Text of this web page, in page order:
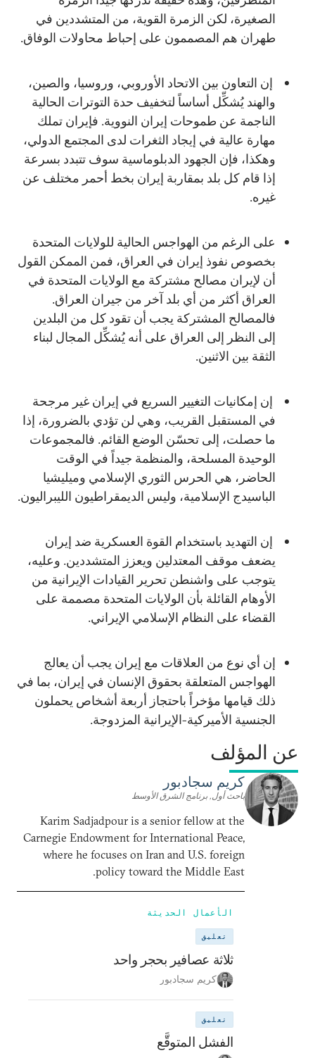
الصغيرة، لكن الزمرة القوية، من المتشددين في
طهران هم المصممون على إحباط محاولات الوفاق.
إن التعاون بين الاتحاد الأوروبي، وروسيا، والصين،
والهند يُشكِّل أساساً لتخفيف حدة التوترات الحالية
الناجمة عن طموحات إيران النووية. فإيران تملك
مهارة عالية في إيجاد الثغرات لدى المجتمع الدولي،
وهكذا، فإن الجهود الدبلوماسية سوف تتبدد بسرعة
إذا قام كل بلد بمقاربة إيران بخط أحمر مختلف عن
غيره.
على الرغم من الهواجس الحالية للولايات المتحدة
بخصوص نفوذ إيران في العراق، فمن الممكن القول
أن لإيران مصالح مشتركة مع الولايات المتحدة في
العراق أكثر من أي بلد آخر من جيران العراق.
فالمصالح المشتركة يجب أن تقود كل من البلدين
إلى النظر إلى العراق على أنه يُشكِّل المجال لبناء
الثقة بين الاثنين.
إن إمكانيات التغيير السريع في إيران غير مرجحة
في المستقبل القريب، وهي لن تؤدي بالضرورة، إذا
ما حصلت، إلى تحسّن الوضع القائم. فالمجموعات
الوحيدة المسلحة، والمنظمة جيداً في الوقت
الحاضر، هي الحرس الثوري الإسلامي وميليشيا
الباسيدج الإسلامية، وليس الديمقراطيون الليبراليون.
إن التهديد باستخدام القوة العسكرية ضد إيران
يضعف موقف المعتدلين ويعزز المتشددين. وعليه،
يتوجب على واشنطن تحرير القيادات الإيرانية من
الأوهام القائلة بأن الولايات المتحدة مصممة على
القضاء على النظام الإسلامي الإيراني.
إن أي نوع من العلاقات مع إيران يجب أن يعالج
الهواجس المتعلقة بحقوق الإنسان في إيران، بما في
ذلك قيامها مؤخراً باحتجاز أربعة أشخاص يحملون
الجنسية الأميركية-الإيرانية المزدوجة.
عن المؤلف
كريم سجادبور
باحث أول, برنامج الشرق الأوسط
Karim Sadjadpour is a senior fellow at the
Carnegie Endowment for International Peace,
where he focuses on Iran and U.S. foreign
policy toward the Middle East.
الأعمال الحديثة
تعليق
ثلاثة عصافير بحجر واحد
كريم سجادبور
تعليق
الفشل المتوقَّع